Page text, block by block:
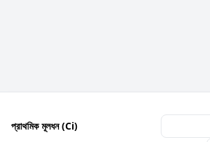
প্রাথমিক মূলধন (Ci)